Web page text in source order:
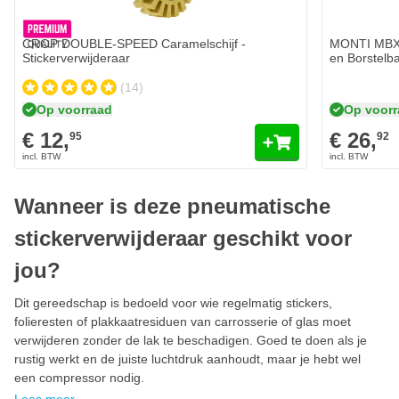
CROP DOUBLE-SPEED Caramelschijf -
Stickerverwijderaar
(14)
Op voorraad
€ 12,95
MONTI
en
Op
€ 26,92
Wanneer is deze pneumatische
stickerverwijderaar geschikt voor
jou?
Dit gereedschap is bedoeld voor wie regelmatig stickers,
folieresten of plakkaatresiduen van carrosserie of glas moet
verwijderen zonder de lak te beschadigen. Goed te doen als je
rustig werkt en de juiste luchtdruk aanhoudt, maar je hebt wel
een compressor nodig.